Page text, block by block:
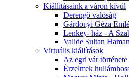
Kiállításaink a váron kívül
Derengő valóság
Gárdonyi Géza
Lenkey- ház - A
Valide Sultan
Virtuális kiállítások
Az egri vár története
Érzelmek